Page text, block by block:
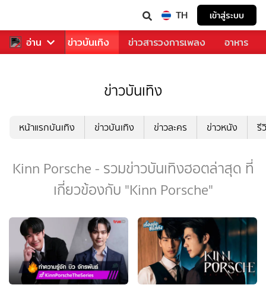
TH เข้าสู่ระบบ
อ่าน
ฬา ข่าว ข่าวบันเทิง ข่าวสารวงการเพลง อาหาร
ข่าวบันเทิง
หน้าแรกบันเทิง ข่าวบันเทิง ข่าวละคร ข่าวหนัง รี
Kinn Porsche - รวมข่าวบันเทิงฮอตล่าสุด ที่
เกี่ยวข้องกับ "Kinn Porsche"